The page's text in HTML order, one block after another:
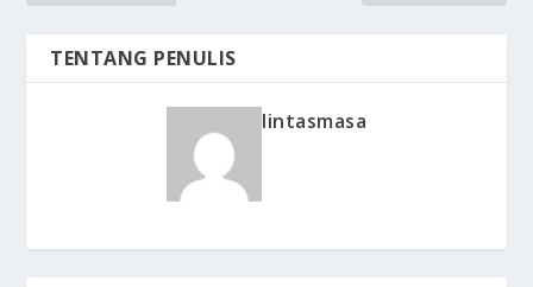
TENTANG PENULIS
lintasmasa